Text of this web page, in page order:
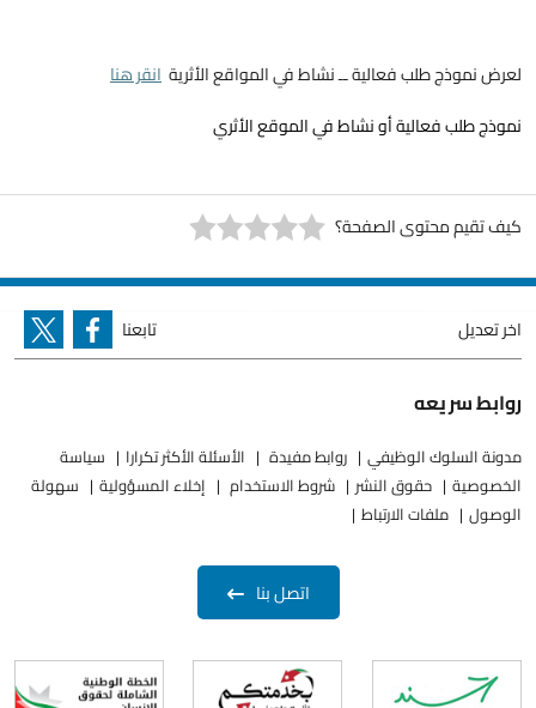
لعرض نموذج طلب فعالية ــ نشاط في المواقع الأثرية انقر هنا
نموذج طلب فعالية أو نشاط في الموقع الأثري
كيف تقيم محتوى الصفحة؟
اخر تعديل تابعنا
روابط سريعه
مدونة السلوك الوظيفي روابط مفيدة الأسئلة الأكثر تكرارا
سياسة
الخصوصية
حقوق النشر شروط الاستخدام إخلاء المسؤولية
سهولة
الوصول
ملفات الارتباط
اتصل بنا